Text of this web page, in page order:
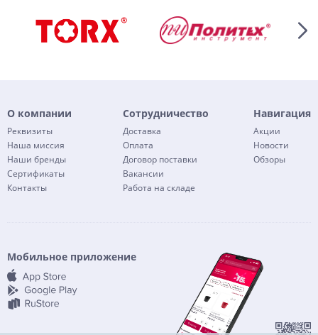
О компании
Реквизиты
Наша миссия
Наши бренды
Сертификаты
Контакты
Сотрудничество
Доставка
Оплата
Договор поставки
Вакансии
Работа на складе
Навигация
Акции
Новости
Обзоры
Мобильное приложение